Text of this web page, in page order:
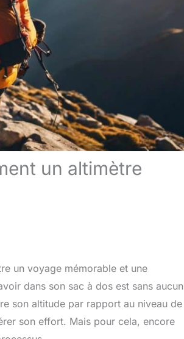
un altimètre
un voyage mémorable et une
dans son sac à dos est sans aucun
son altitude par rapport au niveau de
son effort. Mais pour cela, encore